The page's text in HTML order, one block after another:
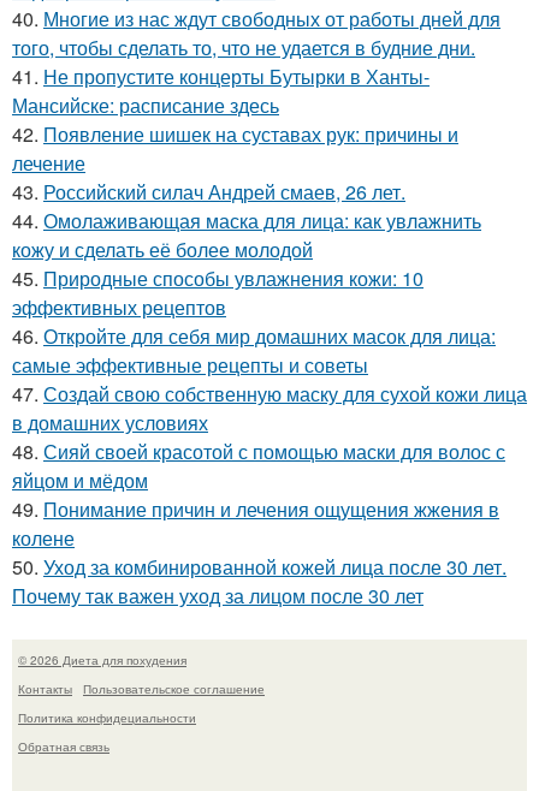
40. Многие из нас ждут свободных от работы дней для
того, чтобы сделать то, что не удается в будние дни.
41. Не пропустите концерты Бутырки в Ханты-
Мансийске: расписание здесь
42. Появление шишек на суставах рук: причины и
лечение
43. Российский силач Андрей смаев, 26 лет.
44. Омолаживающая маска для лица: как увлажнить
кожу и сделать её более молодой
45. Природные способы увлажнения кожи: 10
эффективных рецептов
46. Откройте для себя мир домашних масок для лица:
самые эффективные рецепты и советы
47. Создай свою собственную маску для сухой кожи лица
в домашних условиях
48. Сияй своей красотой с помощью маски для волос с
яйцом и мёдом
49. Понимание причин и лечения ощущения жжения в
колене
50. Уход за комбинированной кожей лица после 30 лет.
Почему так важен уход за лицом после 30 лет
© 2026 Диета для похудения
Контакты
Пользовательское соглашение
Политика конфидециальности
Обратная связь